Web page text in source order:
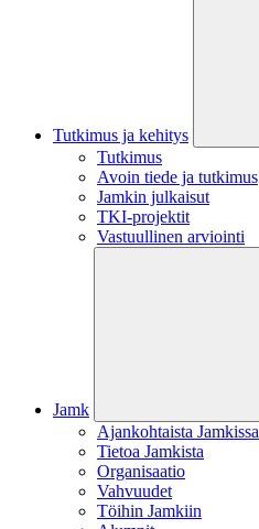
Tutkimus ja kehitys
Tutkimus
Avoin tiede ja tutkimus
Jamkin julkaisut
TKI-projektit
Vastuullinen arviointi
Jamk
Ajankohtaista Jamkissa
Tietoa Jamkista
Organisaatio
Vahvuudet
Töihin Jamkiin